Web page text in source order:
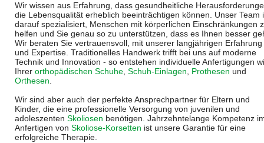
Wir wissen aus Erfahrung, dass gesundheitliche
die Lebensqualität erheblich beeinträchtigen können. Unser Team
darauf spezialisiert, Menschen mit körperlichen Einschränkungen
helfen und Sie genau so zu unterstützen, dass es Ihnen besser
Wir beraten Sie vertrauensvoll, mit unserer langjährigen Erfahrung
und Expertise. Traditionelles Handwerk trifft bei uns auf moderne
Technik und Innovation - so entstehen individuelle Anfertigungen
Ihrer orthopädischen Schuhe, Schuh-Einlagen, Prothesen und
Orthesen.
Wir sind aber auch der perfekte Ansprechpartner für Eltern und
Kinder, die eine professionelle Versorgung von juvenilen und
adoleszenten Skoliosen benötigen. Jahrzehntelange Kompetenz
Anfertigen von Skoliose-Korsetten ist unsere Garantie für eine
erfolgreiche Therapie.